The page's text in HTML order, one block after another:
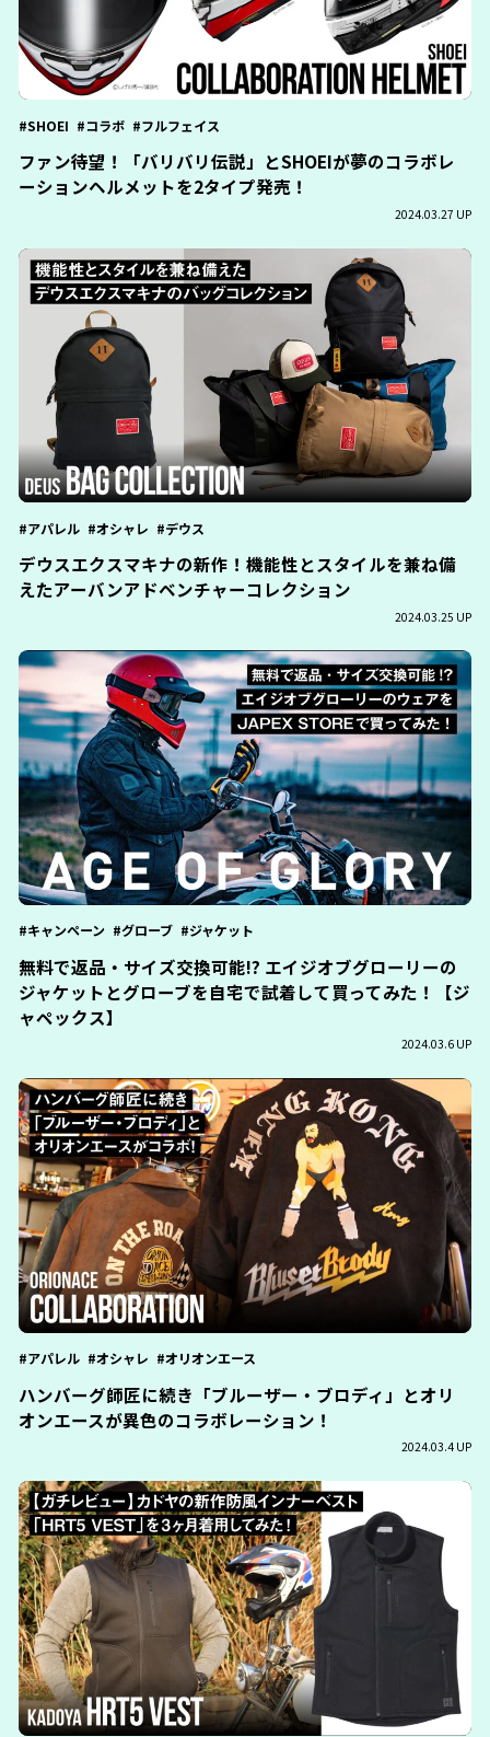
SHOEI コラボ フルフェイス
ファン待望！「バリバリ伝説」とSHOEIが夢のコラボレ
ーションヘルメットを2タイプ発売！
2024.03.27 UP
アパレル オシャレ デウス
デウスエクスマキナの新作！機能性とスタイルを兼ね備
えたアーバンアドベンチャーコレクション
2024.03.25 UP
キャンペーン グローブ ジャケット
無料で返品・サイズ交換可能!? エイジオブグローリーの
ジャケットとグローブを自宅で試着して買ってみた！【ジ
ャペックス】
2024.03.6 UP
アパレル オシャレ オリオンエース
ハンバーグ師匠に続き「ブルーザー・ブロディ」とオリ
オンエースが異色のコラボレーション！
2024.03.4 UP